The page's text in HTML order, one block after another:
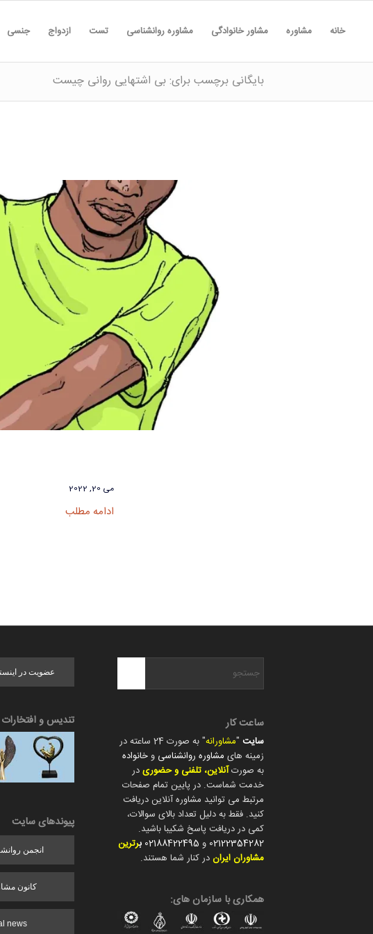
خانه مشاوره مشاور خانوادگی مشاوره روانشناسی تست ازدواج جنسی
بایگانی برچسب برای: بی اشتهایی روانی چیست
می 20, 2022
ادامه مطلب
ساعت کار
سایت "مشاورانه
" به صورت 24 ساعته در
زمینه های مشاوره روانشناسی و خانواده
به صورتآنلاین، تلفنی و حضوریدر
خدمت شماست. در پایین تمام صفحات
مرتبط می توانید مشاوره آنلاین دریافت
کنید. فقط به دلیل تعداد بالای سوالات،
کمی در دریافت پاسخ شکیبا باشید.
02122354282 و 02188422495 برترین
مشاوران ایراندر کنار شما هستند.
همکاری با سازمان های:
عضویت در
تندیس و افتخارات
پیوندهای سایت
انجمن
کانون
news